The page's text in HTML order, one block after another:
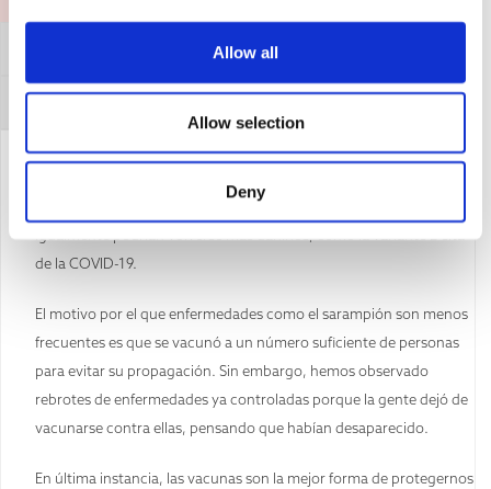
Allow all
Allow selection
Deny
menos graves. La evolución implica procesos aleatorios, por lo que
igualmente podrían volverse más dañinos, como la variante Delta
de la COVID-19.
El motivo por el que enfermedades como el sarampión son menos
frecuentes es que se vacunó a un número suficiente de personas
para evitar su propagación. Sin embargo, hemos observado
rebrotes de enfermedades ya controladas porque la gente dejó de
vacunarse contra ellas, pensando que habían desaparecido.
En última instancia, las vacunas son la mejor forma de protegernos